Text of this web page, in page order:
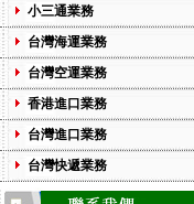
小三通業務
台灣海運業務
台灣空運業務
香港進口業務
台灣進口業務
台灣快遞業務